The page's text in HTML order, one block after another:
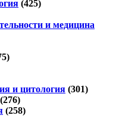
(425)
и медицина
и цитология (301)
(276)
(258)